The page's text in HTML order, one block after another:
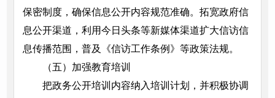
保密制度，确保信息公开内容规范准确。拓宽政府信
息公开渠道，利用今日头条等新媒体渠道扩大信访信
息传播范围，普及《信访工作条例》等政策法规。
（五）加强教育培训
把政务公开培训内容纳入培训计划，并积极协调